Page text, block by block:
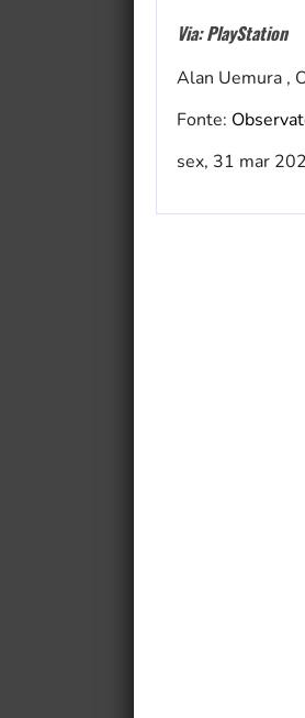
Via: PlayStation
Alan Uemura ,
Fonte:
sex, 31 mar